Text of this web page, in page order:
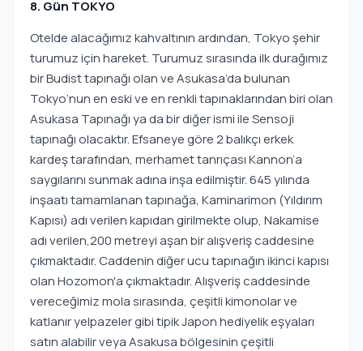
8. Gün TOKYO
Otelde alacağımız kahvaltının ardından, Tokyo şehir
turumuz için hareket. Turumuz sırasında ilk durağımız
bir Budist tapınağı olan ve Asukasa’da bulunan
Tokyo’nun en eski ve en renkli tapınaklarından biri olan
Asukasa Tapınağı ya da bir diğer ismi ile Sensoji
tapınağı olacaktır. Efsaneye göre 2 balıkçı erkek
kardeş tarafından, merhamet tanrıçası Kannon’a
saygılarını sunmak adına inşa edilmiştir. 645 yılında
inşaatı tamamlanan tapınağa, Kaminarimon (Yıldırım
Kapısı) adı verilen kapıdan girilmekte olup, Nakamise
adı verilen,200 metreyi aşan bir alışveriş caddesine
çıkmaktadır. Caddenin diğer ucu tapınağın ikinci kapısı
olan Hozomon'a çıkmaktadır. Alışveriş caddesinde
vereceğimiz mola sırasında, çeşitli kimonolar ve
katlanır yelpazeler gibi tipik Japon hediyelik eşyaları
satın alabilir veya Asakusa bölgesinin çeşitli